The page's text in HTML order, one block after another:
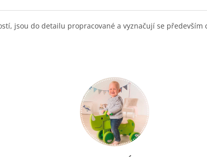
jsou do detailu propracované a vyznačují se